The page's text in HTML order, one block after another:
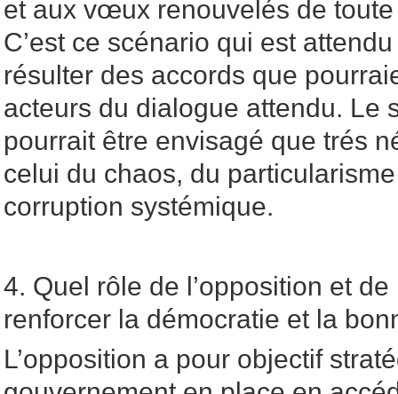
et aux vœux renouvelés de
C’est ce scénario qui est
résulter des accords que
acteurs du dialogue attendu. Le
pourrait être envisagé que trés
celui du chaos, du
corruption systémique.
4. Quel rôle de l’opposition et
renforcer la démocratie et la
L’opposition a pour objectif